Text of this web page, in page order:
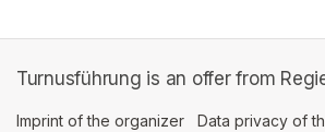
Turnusführung is an offer from
Imprint of the organizer (opens in a new
Data privacy of